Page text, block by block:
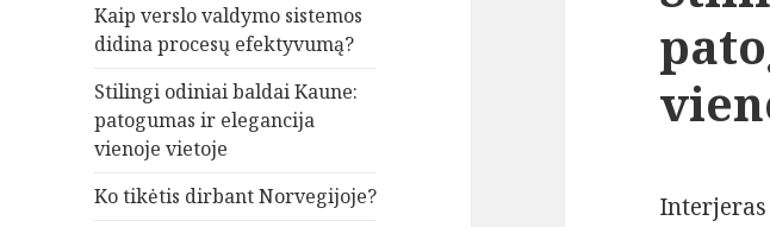
Kaip verslo valdymo sistemos
didina procesų efektyvumą?
Stilingi odiniai baldai Kaune:
patogumas ir elegancija
vienoje vietoje
Ko tikėtis dirbant Norvegijoje?